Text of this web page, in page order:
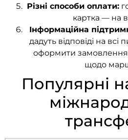
Різні способи оплати:
картка — на
Інформаційна
дадуть відповіді на
оформити замовлення
щодо
Популярні